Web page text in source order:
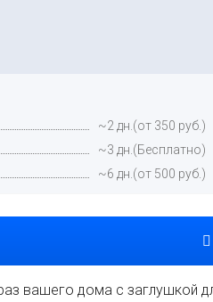
~2 дн.(от 350 руб.)
~3 дн.(Бесплатно)
~6 дн.(от 500 руб.)
вашего дома с заглушкой